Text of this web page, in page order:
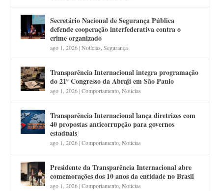
Secretário Nacional de Segurança Pública
defende cooperação interfederativa contra o
crime organizado
ago 1, 2026|Notícias ,Segurança
Transparência Internacional integra programação
do 21º Congresso da Abraji em São Paulo
ago 1, 2026|Comportamento ,Notícias
Transparência Internacional lança diretrizes com
40 propostas anticorrupção para governos
estaduais
ago 1, 2026|Comportamento ,Notícias
Presidente da Transparência Internacional abre
comemorações dos 10 anos da entidade no Brasil
ago 1, 2026|Comportamento ,Notícias